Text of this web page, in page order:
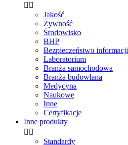
 
Jakość
Żywność
Środowisko
BHP
Bezpieczeństwo informacji
Laboratorium
Branża samochodowa
Branża budowlana
Medycyna
Naukowe
Inne
Certyfikacje
Inne produkty
 
Standardy